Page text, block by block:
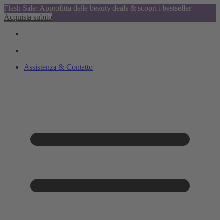
Flash Sale: Approfitta delle beauty deals & scopri i bestseller
Acquista subito
Assistenza & Contatto